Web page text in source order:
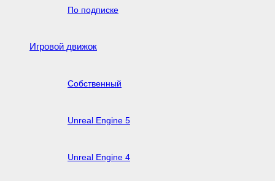
По подписке
Игровой движок
Собственный
Unreal Engine 5
Unreal Engine 4